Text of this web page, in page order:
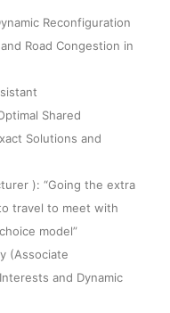
Reconfiguration
Road Congestion in
Shared
Solutions and
): “Going the extra
travel to meet with
model”
(Associate
and Dynamic